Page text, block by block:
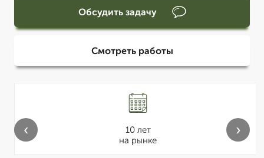
Обсудить задачу
Смотреть работы
10 лет
на рынке
‹ ›